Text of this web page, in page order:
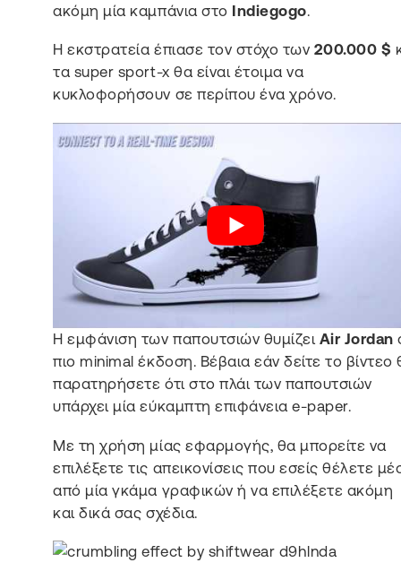
ακόμη μία καμπάνια στο Indiegogo.
Η εκστρατεία έπιασε τον στόχο των 200.000 $
τα super sport-x θα είναι έτοιμα να
κυκλοφορήσουν σε περίπου ένα χρόνο.
Η εμφάνιση των παπουτσιών θυμίζει Air Jordan
πιο minimal έκδοση. Βέβαια εάν δείτε το βίντεο
παρατηρήσετε ότι στο πλάι των παπουτσιών
υπάρχει μία εύκαμπτη επιφάνεια e-paper.
Με τη χρήση μίας εφαρμογής, θα μπορείτε να
επιλέξετε τις απεικονίσεις που εσείς θέλετε
από μία γκάμα γραφικών ή να επιλέξετε ακόμη
και δικά σας σχέδια.